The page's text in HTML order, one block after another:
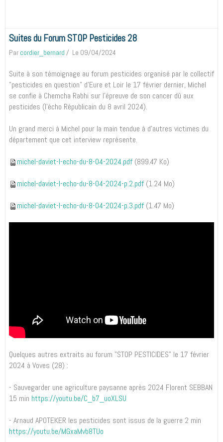
Suites du Forum STOP Pesticides 28
Par cordier_bernard Le 09/04/2024
Suite à son témoignage au forum pesticides organisé par le collectif
"pesticides en question" d'Eure et Loir le 17 février dernier, Michel
se confie à Chemcha Rabhi sur l'épreuve de son cancer dû aux
pesticides (l'écho Républicain du 8 avril 2024).
Un grand merci à Michel pour la main tendue à d'autres victimes du
département que cet interview représente.
michel-daviet-l-echo-du-8-04-2024.pdf (899.47 Ko)
michel-daviet-l-echo-du-8-04-2024-p.2.pdf (1.24 Mo)
michel-daviet-l-echo-du-8-04-2024-p.3.pdf (1.47 Mo)
Quelques autres extraits au forum "STOP PESTICIDES" le 17 février
2024 à Voves (28) :
- Sauvegarder une agriculture paysanne après 2024 Florent SEBBAN
15 min https://youtu.be/C_b7_uoXLSU
- Arnaud APOTEKER les pesticides sont issus de la guerre 2 min
https://youtu.be/MGxaMvb8TUo